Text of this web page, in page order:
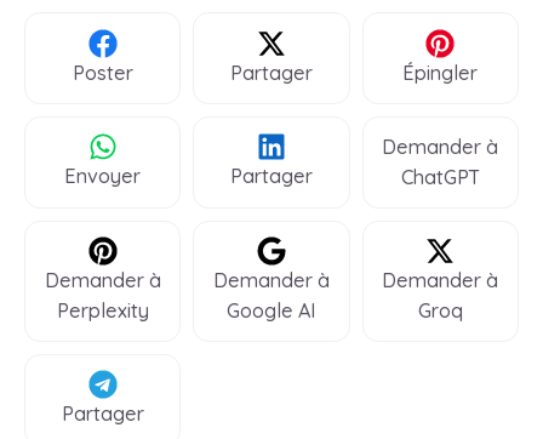
Poster Partager Épingler
Envoyer Partager
Demander à
ChatGPT
Demander à
Perplexity
Demander à
Google AI
Demander à
Groq
Partager